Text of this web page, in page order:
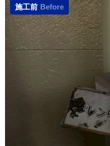
施工前 Before